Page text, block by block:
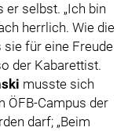
selbst. „Ich bin
herrlich. Wie die
sie für eine Freude
der Kabarettist.
musste sich
ÖFB-Campus der
darf; „Beim